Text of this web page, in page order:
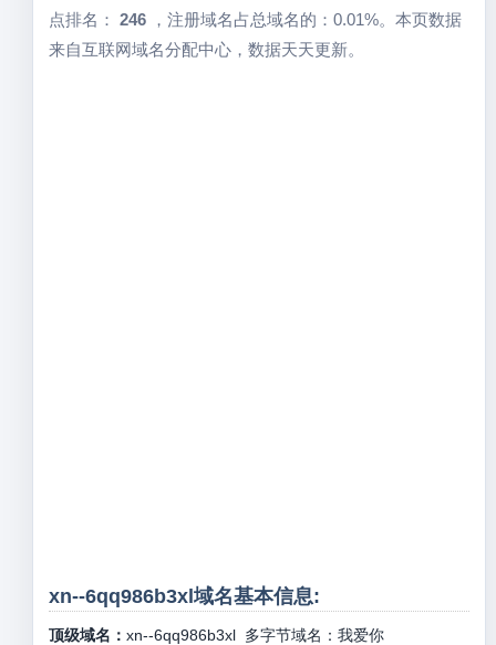
点排名： 246，注册域名占总域名的：0.01%。本页数据
来自互联网域名分配中心，数据天天更新。
xn--6qq986b3xl域名基本信息:
顶级域名： xn--6qq986b3xl多字节域名： 我爱你